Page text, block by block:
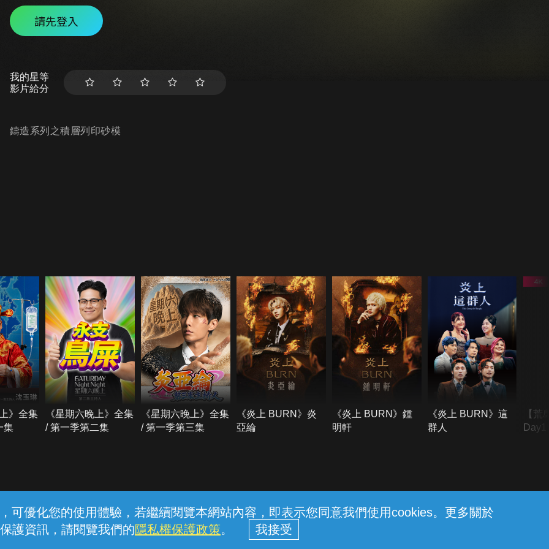
可優化您的使用體驗，若繼續閱覽本網站內容，即表示您同意我們使用cookies。更多關於
護資訊，請閱覽我們的隱私權保護政策。
請先登入
我的星等
影片給分
鑄造系列之積層列印砂模
》全集
集
《星期六晚上》全集
/ 第一季第二集
《星期六晚上》全集
/ 第一季第三集
《炎上 BURN》炎
亞綸
《炎上 BURN》鍾
明軒
《炎上 BURN》這
群人
【荒
線上客服 服務條款 隱私權保護
中華電信股份有限公司個人家庭分公司 (統一編號：96979949) © 2026